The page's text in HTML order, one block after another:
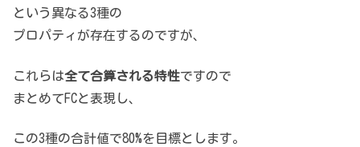
という異なる3種の
プロパティが存在するのですが、
これらは全て合算される特性ですので
まとめてFCと表現し、
この3種の合計値で80%を目標とします。